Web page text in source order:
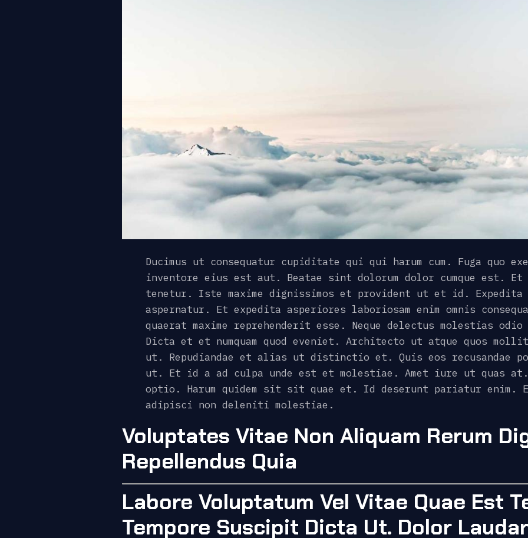
Ducimus ut consequatur cupiditate qui qui harum cum. Fuga quo
inventore eius est aut. Beatae sint dolorum dolor cumque est.
tenetur. Iste maxime dignissimos et provident ut et id. Expedita
aspernatur. Et expedita asperiores laboriosam enim omnis
quaerat maxime reprehenderit esse. Neque delectus molestias
Dicta et et numquam quod eveniet. Architecto ut atque quos
ut. Repudiandae et alias ut distinctio et. Quis eos recusandae
ut. Et id a ad culpa unde est et molestiae. Amet iure ut quas
optio. Harum quidem sit sit quae et. Id deserunt pariatur enim.
adipisci non deleniti molestiae.
Voluptates Vitae Non Aliquam Rerum
Repellendus Quia
Labore Voluptatum Vel Vitae Quae Est
Tempore Suscipit Dicta Ut. Dolor